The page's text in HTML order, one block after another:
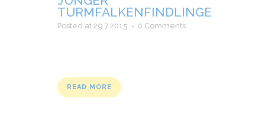
TURMFALKENFINDLINGE
Posted at 29.7.2015 0 Comments
READ MORE